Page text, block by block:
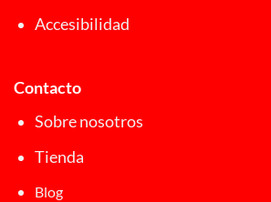
Accesibilidad
Contacto
Sobre nosotros
Tienda
Blog